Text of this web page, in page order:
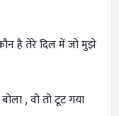
है तेरे दिल में जो मुझे
, वो तो टूट गया